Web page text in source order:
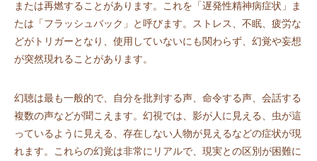
または再燃することがあります。これを「遅発性精神病症状」ま
たは「フラッシュバック」と呼びます。ストレス、不眠、疲労な
どがトリガーとなり、使用していないにも関わらず、幻覚や妄想
が突然現れることがあります。
幻聴は最も一般的で、自分を批判する声、命令する声、会話する
複数の声などが聞こえます。幻視では、影が人に見える、虫が這
っているように見える、存在しない人物が見えるなどの症状が現
れます。これらの幻覚は非常にリアルで、現実との区別が困難に